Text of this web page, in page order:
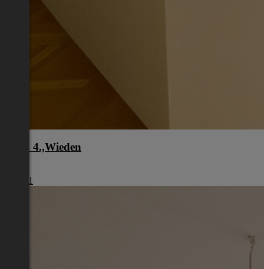
Wien 4.,Wieden
€ 1.461